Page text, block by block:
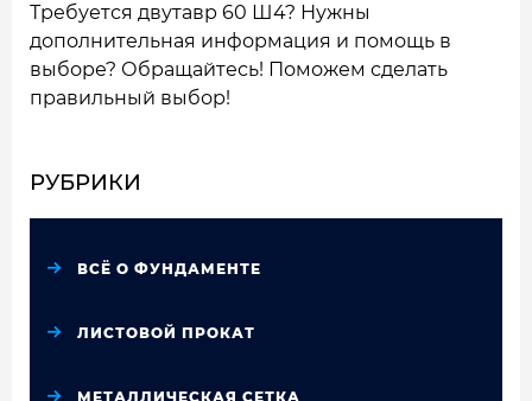
Требуется двутавр 60 Ш4? Нужны
дополнительная информация и помощь в
выборе? Обращайтесь! Поможем сделать
правильный выбор!
РУБРИКИ
ВСЁ О ФУНДАМЕНТЕ
ЛИСТОВОЙ ПРОКАТ
МЕТАЛЛИЧЕСКАЯ СЕТКА